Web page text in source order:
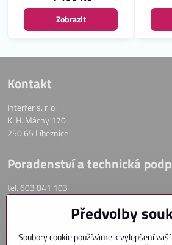
Zobrazit
Kontakt
Interfer s. r. o.
K. H. Máchy 170
250 65 Líbeznice
Poradenství a technická
tel. 603 841 103
OVLÁDÁNÍ VENKOVNÍCH ŽALUZIÍ
Předvolby
Soubory cookie používáme k vylepšení